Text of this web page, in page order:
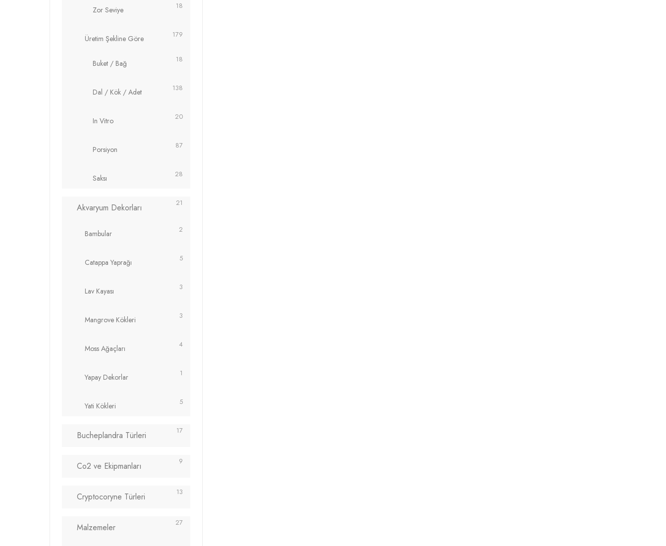
Zor Seviye 18
Üretim Şekline Göre 179
Buket / Bağ 18
Dal / Kök / Adet 138
In Vitro 20
Porsiyon 87
Saksı 28
Akvaryum Dekorları 21
Bambular 2
Catappa Yaprağı 5
Lav Kayası 3
Mangrove Kökleri 3
Moss Ağaçları 4
Yapay Dekorlar 1
Yati Kökleri 5
Bucheplandra Türleri 17
Co2 ve Ekipmanları 9
Cryptocoryne Türleri 13
Malzemeler 27